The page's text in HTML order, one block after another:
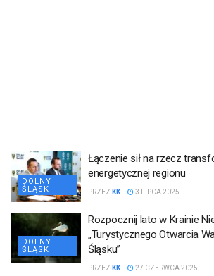
DOLNY
ŚLĄSK
Łączenie sił na rzecz
energetycznej regionu
PRZEZ KK 3 LIPCA 2025
DOLNY
ŚLĄSK
Rozpocznij lato w Krainie
„Turystycznego Otwarcia
Śląsku”
PRZEZ KK 27 CZERWCA 2025